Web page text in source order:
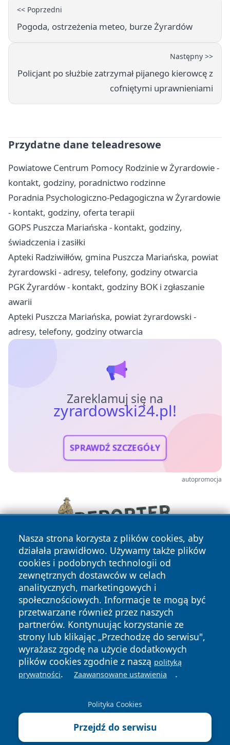
<< Poprzedni
Pogoda, ostrzeżenia meteo, burze Żyrardów
Następny >>
Policjant po służbie zatrzymał pijanego kierowcę z
cofniętymi uprawnieniami
Przydatne dane teleadresowe
Powiatowe Centrum Pomocy Rodzinie w Żyrardowie -
kontakt, godziny, poradnictwo rodzinne
Poradnia Psychologiczno-Pedagogiczna w Żyrardowie
- kontakt, godziny, oferta terapii
GOPS Puszcza Mariańska - kontakt, godziny,
świadczenia i zasiłki
Apteki Radziwiłłów, gmina Puszcza Mariańska, powiat
żyrardowski - adresy, telefony, godziny otwarcia
PGK Żyrardów - kontakt, godziny BOK i zgłaszanie
awarii
Apteki Puszcza Mariańska, powiat żyrardowski -
adresy, telefony, godziny otwarcia
Zareklamuj się na
zyrardowski24.pl!
SPRAWDŹ SZCZEGÓŁY
autopromocja
Nasza strona korzysta z plików cookies, aby
działała prawidłowo. Używamy także plików
cookies i podobnych technologii od
zewnętrznych dostawców w celach
analitycznych, marketingowych i
społecznościowych. Informacje te mogą być
przetwarzane również przez naszych
partnerów. Kontynuując korzystanie ze
strony lub klikając „Przechodzę do serwisu",
wyrażasz zgodę na użycie dodatkowych
plików cookies zgodnie z naszą polityką
prywatności. Zaawansowane ustawienia .
Polityka Cookies
Przejdź do serwisu
Copyright © 2026 zyrardowski24.pl Wszystkie prawa
zastrzeżone.
News Autorzy
Polityka
Polityka